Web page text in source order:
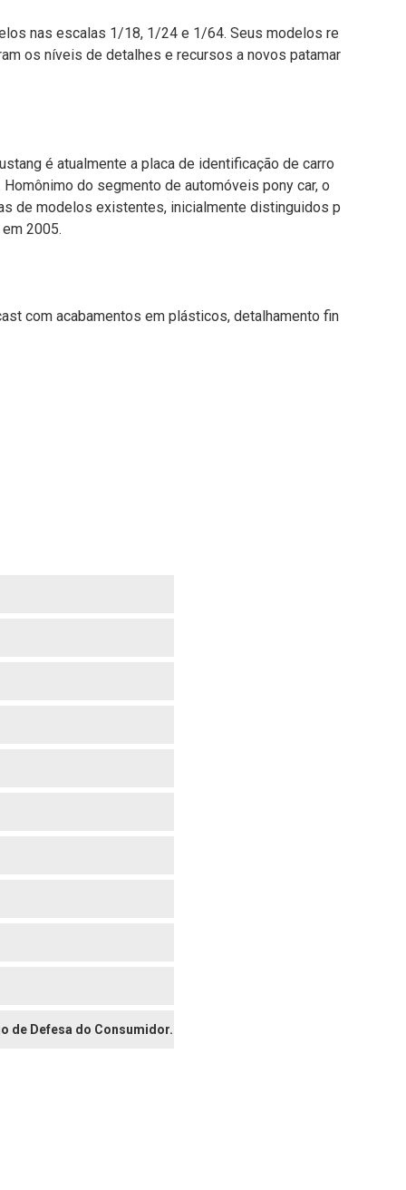
nas escalas 1/18, 1/24 e 1/64. Seus modelos re
os níveis de detalhes e recursos a novos patamar
é atualmente a placa de identificação de carro
do segmento de automóveis pony car, o
de modelos existentes, inicialmente distinguidos p
2005.
com acabamentos em plásticos, detalhamento fin
de Defesa do Consumidor.